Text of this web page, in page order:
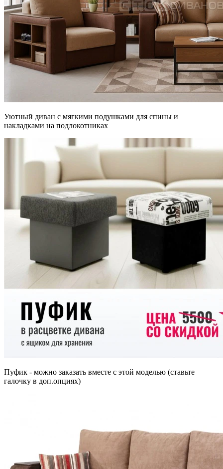
Уютный диван с мягкими подушками для спины и
накладками на подлокотниках
Пуфик - можно заказать вместе с этой моделью (ставьте
галочку в доп.опциях)